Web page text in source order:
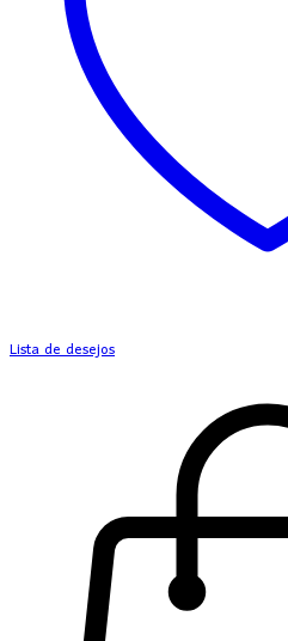
Lista de desejos